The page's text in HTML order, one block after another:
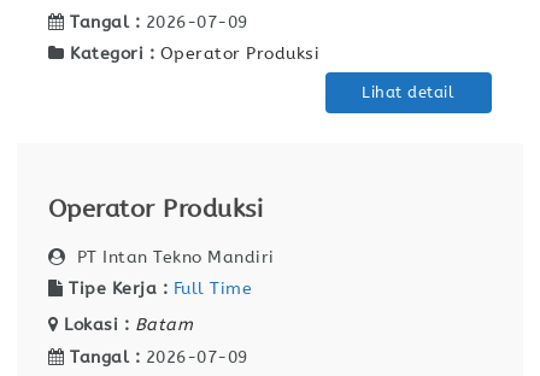
Tangal : 2026-07-09
Kategori : Operator Produksi
Lihat detail
Operator Produksi
PT Intan Tekno Mandiri
Tipe Kerja : Full Time
Lokasi : Batam
Tangal : 2026-07-09